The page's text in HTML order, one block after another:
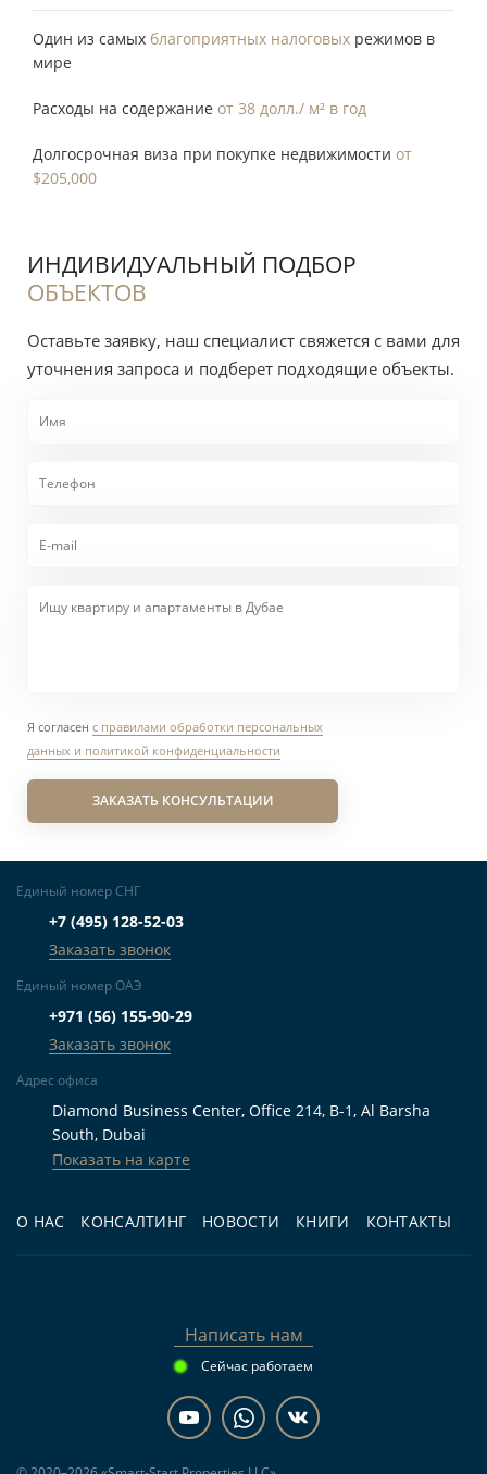
Один из самых благоприятных налоговых режимов в
мире
Расходы на содержание от 38 долл./ м² в год
Долгосрочная виза при покупке недвижимости от
$205,000
ИНДИВИДУАЛЬНЫЙ ПОДБОР
ОБЪЕКТОВ
Оставьте заявку, наш специалист свяжется с вами для
уточнения запроса и подберет подходящие объекты.
ЗАКАЗАТЬ КОНСУЛЬТАЦИИ
Я согласен с правилами обработки персональных
данных и политикой конфиденциальности
О НАС КОНСАЛТИНГ НОВОСТИ КНИГИ КОНТАКТЫ
Единый номер СНГ
+7 (495) 128-52-03
Заказать звонок
Единый номер ОАЭ
+971 (56) 155-90-29
Заказать звонок
Адрес офиса
Diamond Business Center, Office 214, B-1, Al Barsha
South, Dubai
Показать на карте
Написать нам
Сейчас работаем